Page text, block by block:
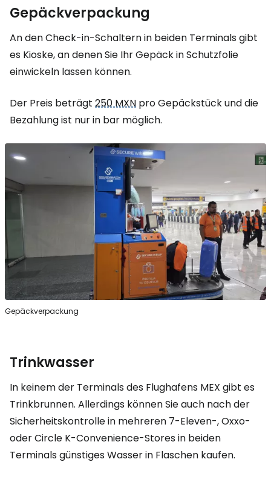
Gepäckverpackung
An den Check-in-Schaltern in beiden Terminals gibt
es Kioske, an denen Sie Ihr Gepäck in Schutzfolie
einwickeln lassen können.
Der Preis beträgt 250 MXN pro Gepäckstück und die
Bezahlung ist nur in bar möglich.
Gepäckverpackung
Trinkwasser
In keinem der Terminals des Flughafens MEX gibt es
Trinkbrunnen. Allerdings können Sie auch nach der
Sicherheitskontrolle in mehreren 7-Eleven-, Oxxo-
oder Circle K-Convenience-Stores in beiden
Terminals günstiges Wasser in Flaschen kaufen.